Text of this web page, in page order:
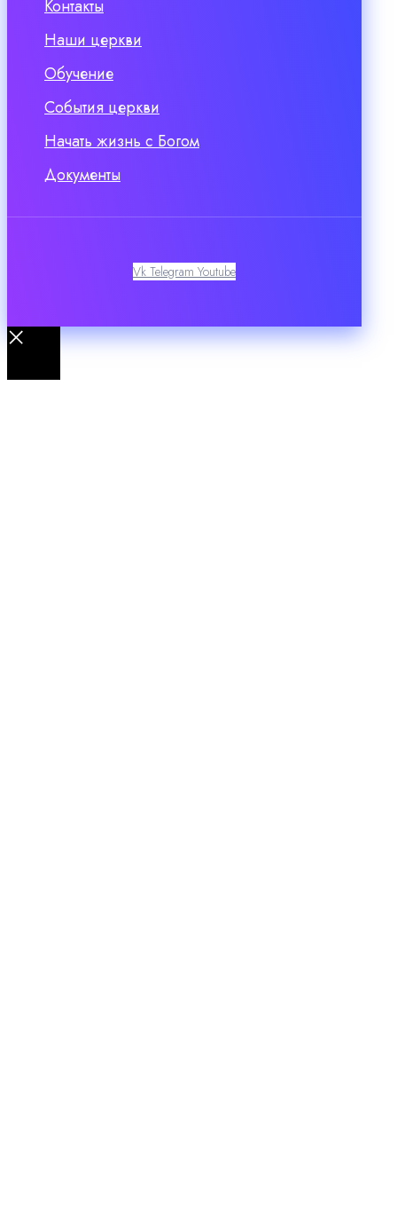
Контакты
Наши церкви
Обучение
События церкви
Начать жизнь с Богом
Документы
Vk Telegram Youtube